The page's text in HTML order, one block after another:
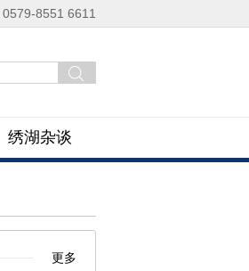
8551 6611
绣湖杂谈
更多